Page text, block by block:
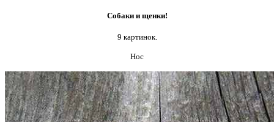
Собаки и щенки!
9 картинок.
Нос